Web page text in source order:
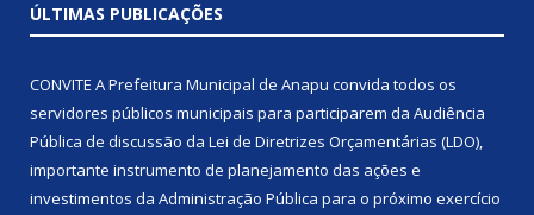
ÚLTIMAS PUBLICAÇÕES
CONVITE A Prefeitura Municipal de Anapu convida todos os
servidores públicos municipais para participarem da Audiência
Pública de discussão da Lei de Diretrizes Orçamentárias (LDO),
importante instrumento de planejamento das ações e
investimentos da Administração Pública para o próximo exercício